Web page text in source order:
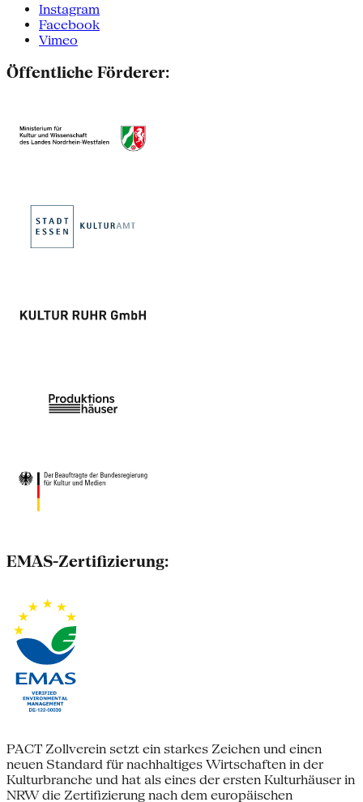
Instagram
Facebook
Vimeo
Öffentliche Förderer:
EMAS-Zertifizierung:
PACT Zollverein setzt ein starkes Zeichen und einen
neuen Standard für nachhaltiges Wirtschaften in der
Kulturbranche und hat als eines der ersten Kulturhäuser in
NRW die Zertifizierung nach dem europäischen